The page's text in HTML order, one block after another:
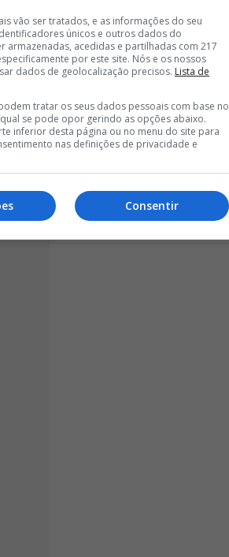
passou despercebido por terras
passou um cheque de 700
vão ser tratados, e as informações do seu
únicos e outros dados do
armazenadas, acedidas e partilhadas com 217
por este site. Nós e os nossos
dados de geolocalização precisos. Lista de
tratar os seus dados pessoais com base no
se pode opor gerindo as opções abaixo.
inferior desta página ou no menu do site para
nas definições de privacidade e
Consentir